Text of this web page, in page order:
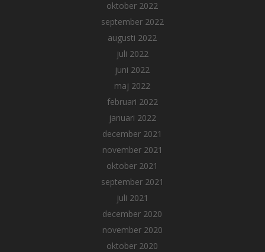
oktober 2022
september 2022
augusti 2022
juli 2022
juni 2022
maj 2022
februari 2022
januari 2022
december 2021
november 2021
oktober 2021
september 2021
juli 2021
december 2020
november 2020
oktober 2020